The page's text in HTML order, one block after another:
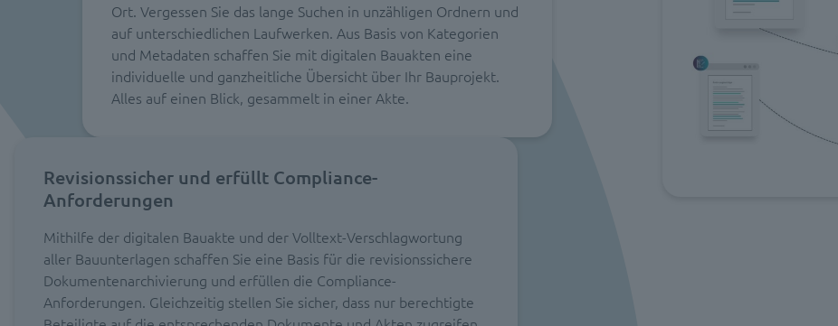
Ort. Vergessen Sie das lange Suchen in unzähligen Ordnern und
auf unterschiedlichen Laufwerken. Aus Basis von Kategorien
und Metadaten schaffen Sie mit digitalen Bauakten eine
individuelle und ganzheitliche Übersicht über Ihr Bauprojekt.
Alles auf einen Blick, gesammelt in einer Akte.
Revisionssicher und erfüllt Compliance-
Anforderungen
Mithilfe der digitalen Bauakte und der Volltext-Verschlagwortung
aller Bauunterlagen schaffen Sie eine Basis für die revisionssichere
Dokumentenarchivierung und erfüllen die Compliance-
Anforderungen. Gleichzeitig stellen Sie sicher, dass nur berechtigte